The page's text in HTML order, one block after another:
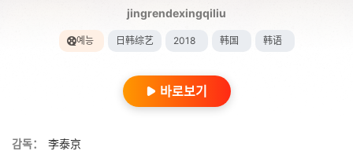
jingrendexingqiliu
예능 日韩综艺 2018 韩国 韩语
바로보기
감독：
李泰京